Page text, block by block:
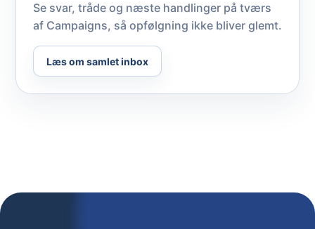
Se svar, tråde og næste handlinger på tværs
af Campaigns, så opfølgning ikke bliver glemt.
Læs om samlet inbox